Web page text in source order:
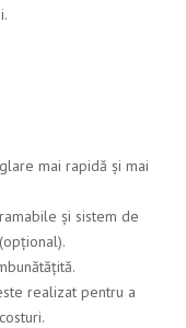
mai rapidă și mai
și sistem de
realizat pentru a